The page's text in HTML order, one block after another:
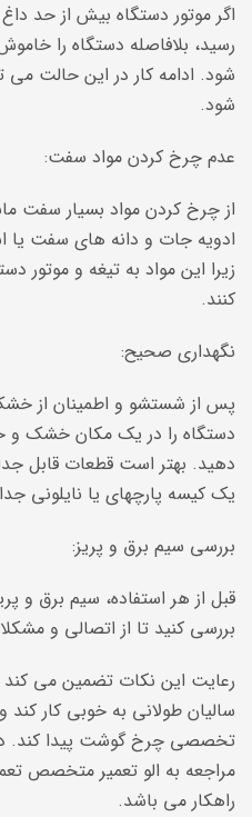
اگر موتور دستگاه بیش از حد
رسید، بلافاصله دستگاه را
شود. ادامه کار در این حالت می
شود.
عدم چرخ کردن مواد سفت:
از چرخ کردن مواد بسیار سفت
ادویه جات و دانه های سفت یا
زیرا این مواد به تیغه و موتور
کنند.
نگهداری صحیح:
پس از شستشو و اطمینان از
دستگاه را در یک مکان خشک و
دهید. بهتر است قطعات قابل
یک کیسه پارچهای یا نایلونی
بررسی سیم برق و پریز:
قبل از هر استفاده، سیم برق و
بررسی کنید تا از اتصالی و
رعایت این نکات تضمین می
سالیان طولانی به خوبی کار
تخصصی چرخ گوشت پیدا کند.
مراجعه به الو تعمیر متخصص
راهکار می باشد.